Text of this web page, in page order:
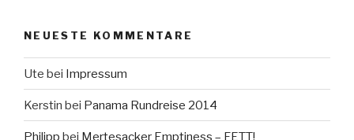
NEUESTE KOMMENTARE
Ute bei Impressum
Kerstin bei Panama Rundreise 2014
Philipp bei Mertesacker Emptiness – FETT!